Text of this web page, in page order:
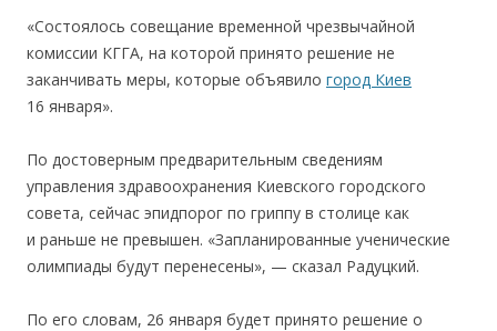
«Состоялось совещание временной чрезвычайной
комиссии КГГА, на которой принято решение не
заканчивать меры, которые объявило город Киев
16 января».
По достоверным предварительным сведениям
управления здравоохранения Киевского городского
совета, сейчас эпидпорог по гриппу в столице как
и раньше не превышен. «Запланированные ученические
олимпиады будут перенесены», — сказал Радуцкий.
По его словам, 26 января будет принято решение о